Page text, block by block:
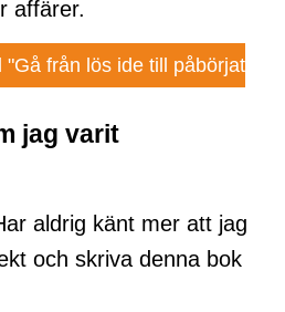
affärer.
"Gå från lös ide till påbörjat
jag varit
aldrig känt mer att jag
och skriva denna bok